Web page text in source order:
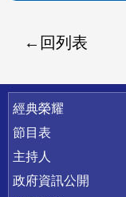
回列表
快速連結
經典榮耀
節目表
主持人
政府資訊公開